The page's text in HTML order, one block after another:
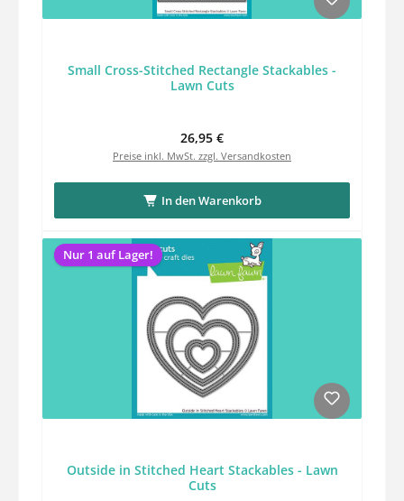
Small Cross-Stitched Rectangle Stackables -
Lawn Cuts
Regulärer Preis:
26,95 €
Preise inkl. MwSt. zzgl. Versandkosten
In den Warenkorb
Nur 1 auf Lager!
Outside in Stitched Heart Stackables - Lawn
Cuts